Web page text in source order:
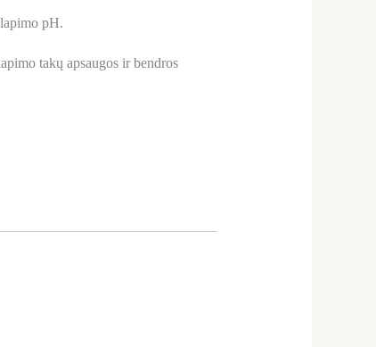
pH.
takų apsaugos ir bendros